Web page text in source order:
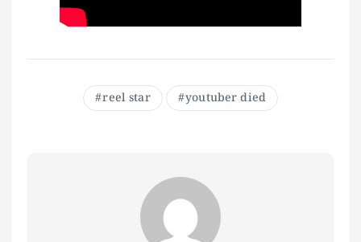
reel star youtuber died